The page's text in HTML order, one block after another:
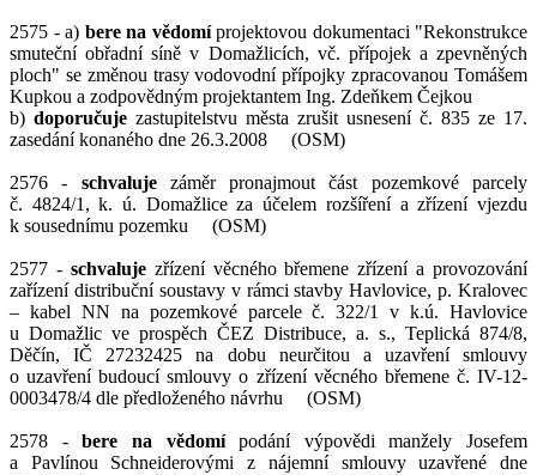
2575 - a) bere na vědomíprojektovou dokumentaci "Rekonstrukce
smuteční obřadní síně v Domažlicích, vč. přípojek a zpevněných
ploch" se změnou trasy vodovodní přípojky zpracovanou Tomášem
Kupkou a zodpovědným projektantem Ing. Zdeňkem Čejkou
b) doporučuje zastupitelstvu města zrušit usnesení č. 835 ze 17.
zasedání konaného dne 26.3.2008 (OSM)
2576 - schvaluje záměr pronajmout část pozemkové parcely
č. 4824/1, k. ú. Domažlice za účelem rozšíření a zřízení vjezdu
k sousednímu pozemku (OSM)
2577 -schvaluje zřízení věcného břemene zřízení a provozování
zařízení distribuční soustavy v rámci stavby Havlovice, p. Kralovec
– kabel NN na pozemkové parcele č. 322/1 v k.ú. Havlovice
u Domažlic ve prospěch ČEZ Distribuce, a. s., Teplická 874/8,
Děčín, IČ 27232425 na dobu neurčitou a uzavření smlouvy
o uzavření budoucí smlouvy o zřízení věcného břemene č. IV-12-
0003478/4 dle předloženého návrhu (OSM)
2578 -bere na vědomípodání výpovědi manžely Josefem
a Pavlínou Schneiderovými z nájemní smlouvy uzavřené dne